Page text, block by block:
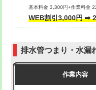
モルタル補修（厚さ10㎝
追加人工
交換・取付(排水栓・排水
交換・取付（その他部品）
持込商品取付（単水栓）
持込商品取付（混合水栓
基本料金 3,300円+作業料金
WEB割引3,000円 ➡
排水管つまり・水漏
作業内容